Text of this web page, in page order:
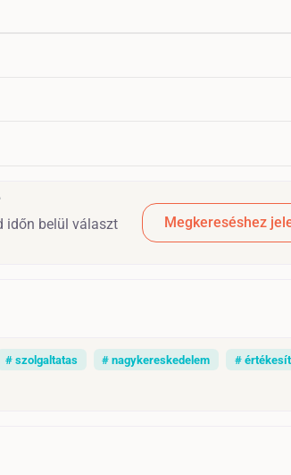
időn belül választ
Megkereséshez
# szolgaltatas # nagykereskedelem #